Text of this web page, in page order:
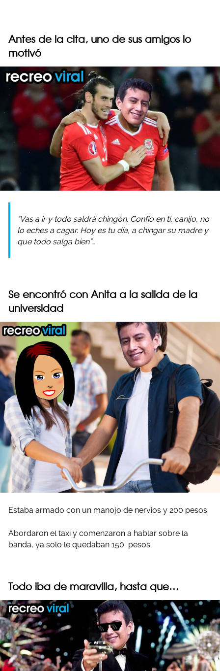
Antes de la cita, uno de sus amigos lo
motivó
“Vas a ir y todo saldrá chingón. Confío en ti, canijo, no
lo eches a cagar. Hoy es tu día, a chingar su madre y
que todo salga bien”…
Se encontró con Anita a la salida de la
universidad
Estaba armado con un manojo de nervios y 200 pesos.
Abordaron el taxi y comenzaron a hablar sobre la
banda, ya solo le quedaban 150 pesos.
Todo iba de maravilla, hasta que…